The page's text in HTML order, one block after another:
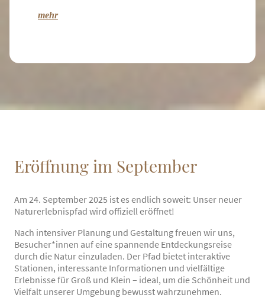
mehr
Eröffnung im September
Am 24. September 2025 ist es endlich soweit: Unser neuer
Naturerlebnispfad wird offiziell eröffnet!
Nach intensiver Planung und Gestaltung freuen wir uns,
Besucher*innen auf eine spannende Entdeckungsreise
durch die Natur einzuladen. Der Pfad bietet interaktive
Stationen, interessante Informationen und vielfältige
Erlebnisse für Groß und Klein – ideal, um die Schönheit und
Vielfalt unserer Umgebung bewusst wahrzunehmen.